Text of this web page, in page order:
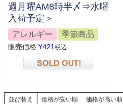
週月曜AM8時半〆⇒水曜
入荷予定＞
アレルギー 季節商品
販売価格 ¥421 税込
並び替え 価格が安い順 価格が高い順